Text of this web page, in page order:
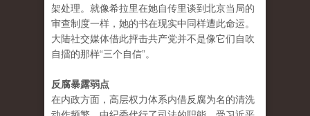
架处理。就像希拉里在她自传里谈到北京当局的
审查制度一样，她的书在现实中同样遭此命运。
大陆社交媒体借此抨击共产党并不是像它们自吹
自擂的那样“三个自信”。
反腐暴露弱点
在内政方面，高层权力体系内借反腐为名的清洗